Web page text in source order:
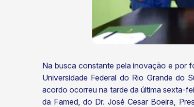
Na busca constante pela inovação e por
Universidade Federal do Rio Grande do
acordo ocorreu na tarde da última sexta-
da Famed, do Dr. José Cesar Boeira,